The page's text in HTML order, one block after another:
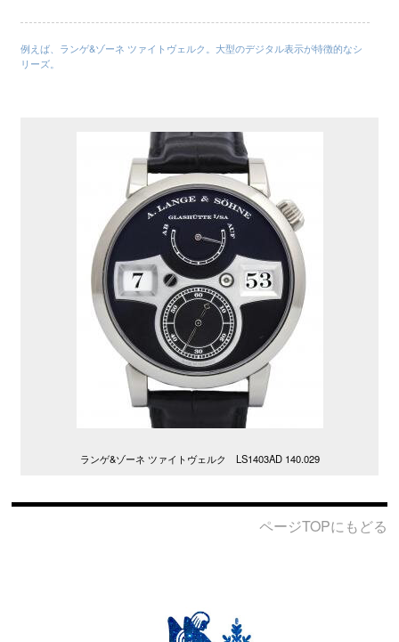
例えば、ランゲ&ゾーネ ツァイトヴェルク。大型のデジタル表示が特徴的なシ
リーズ。
ランゲ&ゾーネ ツァイトヴェルク LS1403AD 140.029
ページTOPにもどる